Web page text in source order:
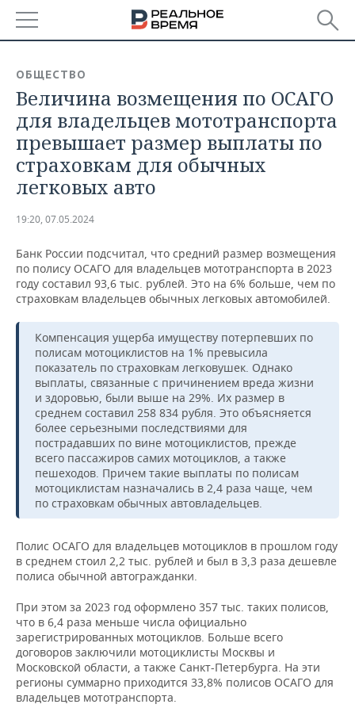
БАШКОРТОСТАН
ТАТАРСТАН
УДМУРТИЯ
НОВОСТИ
АНАЛИТИКА
НОВОСТИ АНАЛИТИКИ
ВУЗЫ ТАТАРСТАНА
ТОРГОВЫЕ ЦЕНТРЫ
ТАТАРСТАНА
ЭКОНОМИКА
БАНКИ
ИНВЕСТИЦИИ
ПРОМЫШЛЕННОСТИ
АГРОПРОМ
МАШИНОСТРОЕНИЕ
НЕФТЕХИМИЯ
НЕФТЬ
ОПК
ЭНЕРГЕТИКА
НОВОСТИ НЕДВИЖИМОСТИ
АВТО
НОВОСТИ БИЗНЕСА
РОЗНИЧНАЯ ТОРГОВЛЯ
ТРАНСПОРТ
УСЛУГИ
ТЕХНОЛОГИИ
НОВОСТИ ТЕХНОЛОГИЙ
МЕДИА
ТЕЛЕКОММУНИКАЦИИ
МЕРОПРИЯТИЯ
НОВОСТИ МЕРОПРИЯТИЙ
ВЫЕЗДНАЯ РЕДАКЦИЯ
БИЗНЕС-БРАНЧИ
ОТКРЫТАЯ ЛЕКЦИЯ
СПОРТ
НОВОСТИ СПОРТА
ФУТБОЛ
БАСКЕТБОЛ
ВОЛЕЙБОЛ
КИБЕРСПОРТ
ФИГУРНОЕ КАТАНИЕ
ОБЩЕСТВО
НОВОСТИ ОБЩЕСТВА
ИНФРАСТРУКТУРА
ИСТОРИЯ
КУЛЬТУРА
МЕДИЦИНА
ФОТОГАЛЕРЕЯ
СПРАВОЧНИК
СПИСОК ПЕРСОН
СПИСОК КОМПАНИЙ
ПОЛНАЯ ВЕРСИЯ
ОБЩЕСТВО
Величина возмещения по ОСАГО
для владельцев мототранспорта
превышает размер выплаты по
страховкам для обычных
легковых авто
19:20, 07.05.2024
Банк России подсчитал, что средний размер возмещения
по полису ОСАГО для владельцев мототранспорта в 2023
году составил 93,6 тыс. рублей. Это на 6% больше, чем по
страховкам владельцев обычных легковых автомобилей.
Компенсация ущерба имуществу потерпевших по
полисам мотоциклистов на 1% превысила
показатель по страховкам легковушек. Однако
выплаты, связанные с причинением вреда жизни
и здоровью, были выше на 29%. Их размер в
среднем составил 258 834 рубля. Это объясняется
более серьезными последствиями для
пострадавших по вине мотоциклистов, прежде
всего пассажиров самих мотоциклов, а также
пешеходов. Причем такие выплаты по полисам
мотоциклистам назначались в 2,4 раза чаще, чем
по страховкам обычных автовладельцев.
Полис ОСАГО для владельцев мотоциклов в прошлом году
в среднем стоил 2,2 тыс. рублей и был в 3,3 раза дешевле
полиса обычной автогражданки.
При этом за 2023 год оформлено 357 тыс. таких полисов,
что в 6,4 раза меньше числа официально
зарегистрированных мотоциклов. Больше всего
договоров заключили мотоциклисты Москвы и
Московской области, а также Санкт-Петербурга. На эти
регионы суммарно приходится 33,8% полисов ОСАГО для
владельцев мототранспорта.